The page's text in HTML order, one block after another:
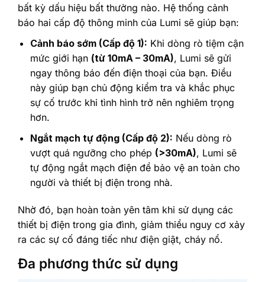
bất kỳ dấu hiệu bất thường nào. Hệ thống cảnh
báo hai cấp độ thông minh của Lumi sẽ giúp bạn:
Cảnh báo sớm (Cấp độ 1): Khi dòng rò tiệm cận
mức giới hạn (từ 10mA – 30mA), Lumi sẽ gửi
ngay thông báo đến điện thoại của bạn. Điều
này giúp bạn chủ động kiểm tra và khắc phục
sự cố trước khi tình hình trở nên nghiêm trọng
hơn.
Ngắt mạch tự động (Cấp độ 2): Nếu dòng rò
vượt quá ngưỡng cho phép (>30mA), Lumi sẽ
tự động ngắt mạch điện để bảo vệ an toàn cho
người và thiết bị điện trong nhà.
Nhờ đó, bạn hoàn toàn yên tâm khi sử dụng các
thiết bị điện trong gia đình, giảm thiểu nguy cơ xảy
ra các sự cố đáng tiếc như điện giật, cháy nổ.
Đa phương thức sử dụng